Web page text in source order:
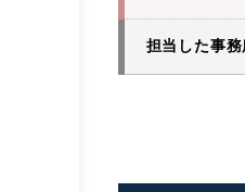
担当した事務